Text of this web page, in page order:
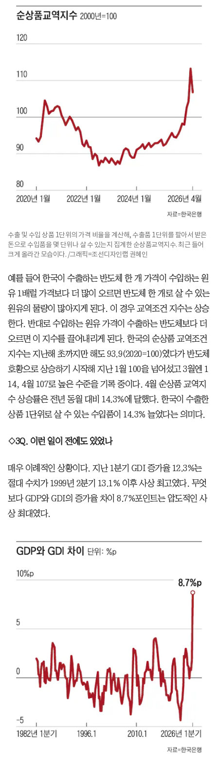
수출 및 수입 상품 1단위의 가격 비율을 계산해, 수출품 1단위를 팔아서 받은
돈으로 수입품을 몇 단위나 살 수 있는지 집계한 순상품교역지수. 최근 들어
크게 올라간 모습이다. /그래픽=조선디자인랩 권혜인
예를 들어 한국이 수출하는 반도체 한 개 가격이 수입하는 원
유 1배럴 가격보다 더 많이 오르면 반도체 한 개로 살 수 있는
원유의 물량이 많아지게 된다. 이 경우 교역조건 지수는 상승
한다. 반대로 수입하는 원유 가격이 수출하는 반도체보다 더
오르면 이 지수를 끌어내리게 된다. 한국의 순상품 교역조건
지수는 지난해 초까지만 해도 93.9(2020=100)였다가 반도체
호황으로 상승하기 시작해 지난 1월 100을 넘어섰고 3월엔 1
14, 4월 107로 높은 수준을 기록 중이다. 4월 순상품 교역지
수 상승률은 전년 동월 대비 14.3%에 달했다. 한국이 수출한
상품 1단위로 살 수 있는 수입품이 14.3% 늘었다는 의미다.
◇3Q. 이런 일이 전에도 있었나
매우 이례적인 상황이다. 지난 1분기 GDI 증가율 12.3%는
절대 수치가 1999년 2분기 13.1% 이후 사상 최고였다. 무엇
보다 GDP와 GDI의 증가율 차이 8.7%포인트는 압도적인 사
상 최대였다.